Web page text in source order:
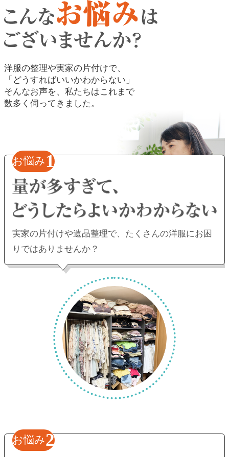
洋服の整理や実家の片付けで、
「どうすればいいかわからない」
そんなお声を、私たちはこれまで
数多く伺ってきました。
お悩み1
実家の片付けや遺品整理で、 たくさんの洋服にお困
りではありませんか？
お悩み2